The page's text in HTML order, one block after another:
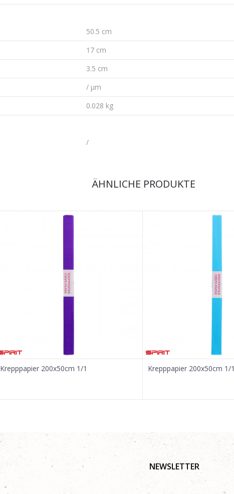
50.5 cm
17 cm
3.5 cm
/ µm
0.028 kg
/
ÄHNLICHE PRODUKTE
Krepppapier 200x50cm 1/1 Krepppapier 200x50cm 1/1
NEWSLETTER